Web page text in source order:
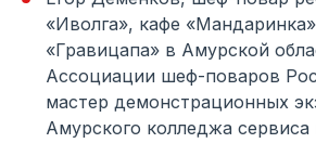
«Иволга», кафе
«Гравицапа» в Амурской
Ассоциации шеф-поваров
мастер демонстрационных
Амурского колледжа сервиса